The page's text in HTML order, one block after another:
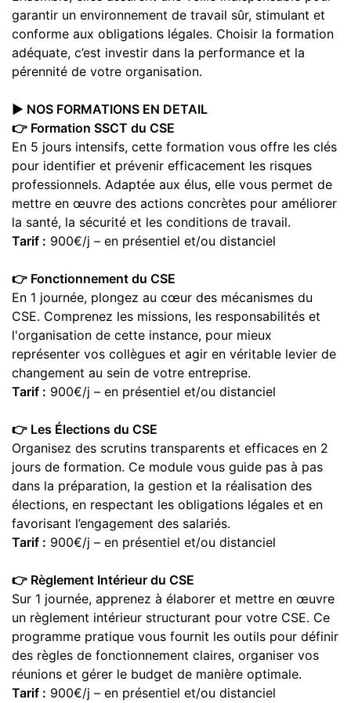
garantir un environnement de travail sûr, stimulant et
conforme aux obligations légales. Choisir la formation
adéquate, c’est investir dans la performance et la
pérennité de votre organisation.
▶️ NOS FORMATIONS EN DETAIL
👉 Formation SSCT du CSE
En 5 jours intensifs, cette formation vous offre les clés
pour identifier et prévenir efficacement les risques
professionnels. Adaptée aux élus, elle vous permet de
mettre en œuvre des actions concrètes pour améliorer
la santé, la sécurité et les conditions de travail.
Tarif : 900€/j – en présentiel et/ou distanciel
👉 Fonctionnement du CSE
En 1 journée, plongez au cœur des mécanismes du
CSE. Comprenez les missions, les responsabilités et
l'organisation de cette instance, pour mieux
représenter vos collègues et agir en véritable levier de
changement au sein de votre entreprise.
Tarif : 900€/j – en présentiel et/ou distanciel
👉 Les Élections du CSE
Organisez des scrutins transparents et efficaces en 2
jours de formation. Ce module vous guide pas à pas
dans la préparation, la gestion et la réalisation des
élections, en respectant les obligations légales et en
favorisant l’engagement des salariés.
Tarif : 900€/j – en présentiel et/ou distanciel
👉 Règlement Intérieur du CSE
Sur 1 journée, apprenez à élaborer et mettre en œuvre
un règlement intérieur structurant pour votre CSE. Ce
programme pratique vous fournit les outils pour définir
des règles de fonctionnement claires, organiser vos
réunions et gérer le budget de manière optimale.
Tarif : 900€/j – en présentiel et/ou distanciel